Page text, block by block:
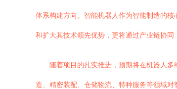
体系构建方向。智能机器人作为智能制造的
和扩大其技术领先优势，更将通过产业链协
随着项目的扎实推进，预期将在机器人
造、精密装配、仓储物流、特种服务等领域